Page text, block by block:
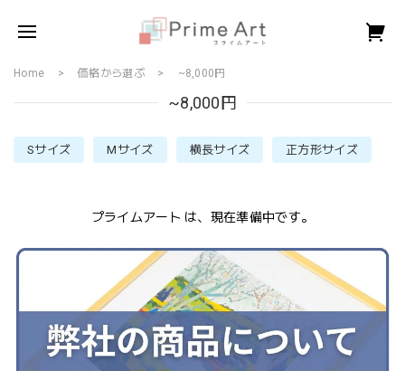
Home 価格から選ぶ ~8,000円
~8,000円
Sサイズ Mサイズ 横長サイズ 正方形サイズ
プライムアート は、現在準備中です。